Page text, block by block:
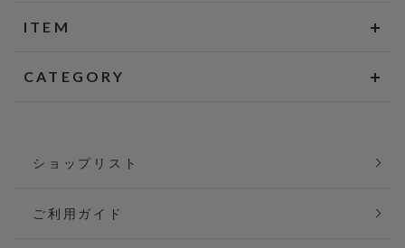
ITEM
CATEGORY
ショップリスト
ご利用ガイド